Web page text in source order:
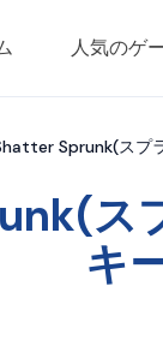
人気のゲ
Sprunk(スプ
ス
キ